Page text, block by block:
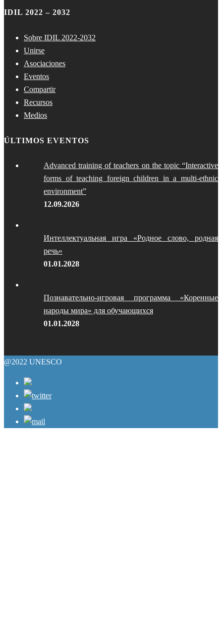
IDIL 2022 – 2032
Sobre IDIL 2022-2032
Unirse
Asociaciones
Eventos
Compartir
Recursos
Medios
ÚLTIMOS EVENTOS
Advanced training of teachers on the topic “Interactive
forms of teaching foreign children in a multi-ethnic
environment”
12.09.2026
Интеллектуальная игра «Родное слово, родная
речь»
01.01.2028
Познавательно-игровая программа «Коренные
народы мира» для обучающихся
01.01.2028
@2022 UNESCO